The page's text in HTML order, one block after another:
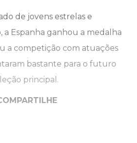
de jovens estrelas e
a Espanha ganhou a medalha
a competição com atuações
bastante para o futuro
principal.